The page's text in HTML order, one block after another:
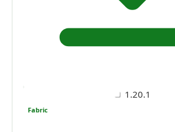
1.20.1
Fabric